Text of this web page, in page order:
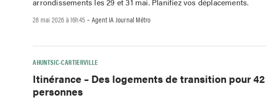
arrondissements les 29 et 31 mai. Planifiez vos déplacements.
28 mai 2026 à 16h45 -Agent IA Journal Métro
AHUNTSIC-CARTIERVILLE
Itinérance – Des logements de transition pour 42
personnes